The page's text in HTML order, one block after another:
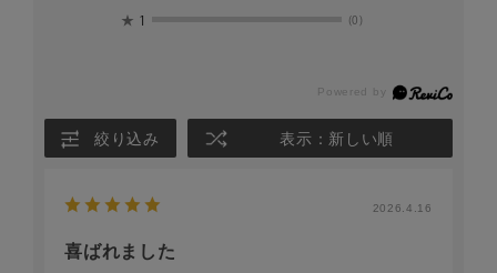
★ 1 (0)
絞り込み 表示：新しい順
2026.4.16
喜ばれました